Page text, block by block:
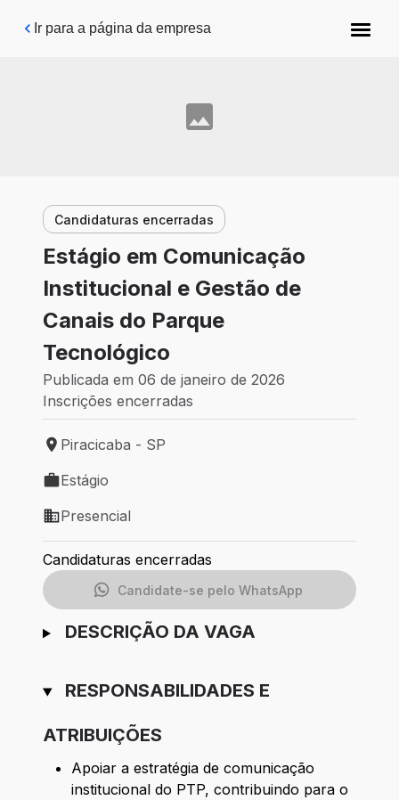
Pular para o conteúdo principal
Ir para a página da empresa
Candidaturas encerradas
Estágio em Comunicação
Institucional e Gestão de
Canais do Parque
Tecnológico
Publicada em 06 de janeiro de 2026
Inscrições encerradas
Local de trabalho: Piracicaba - SP
Piracicaba - SP
Tipo de vaga: Estágio
Estágio
Modelo de trabalho: Presencial
Presencial
Candidaturas encerradas
Candidate-se pelo WhatsApp
DESCRIÇÃO DA VAGA
RESPONSABILIDADES E
ATRIBUIÇÕES
Apoiar a estratégia de comunicação
institucional do PTP, contribuindo para o